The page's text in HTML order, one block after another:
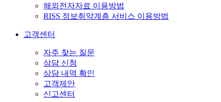
해외전자자료 이용방법
RISS 정보취약계층 서비스 이용방법
고객센터
자주 찾는 질문
상담 신청
상담 내역 확인
고객제안
신고센터